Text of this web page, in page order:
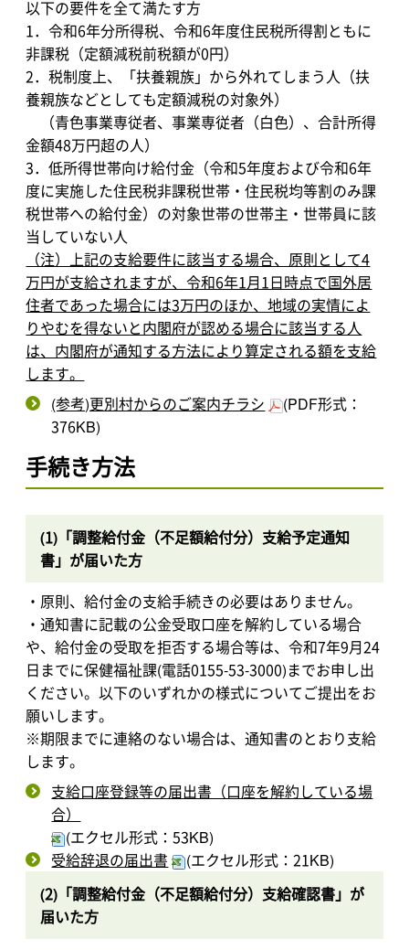
以下の要件を全て満たす方
1．令和6年分所得税、令和6年度住民税所得割ともに
非課税（定額減税前税額が0円）
2．税制度上、「扶養親族」から外れてしまう人（扶
養親族などとしても定額減税の対象外）
（青色事業専従者、事業専従者（白色）、合計所得
金額48万円超の人）
3．低所得世帯向け給付金（令和5年度および令和6年
度に実施した住民税非課税世帯・住民税均等割のみ課
税世帯への給付金）の対象世帯の世帯主・世帯員に該
当していない人
（注）上記の支給要件に該当する場合、原則として4
万円が支給されますが、令和6年1月1日時点で国外居
住者であった場合には3万円のほか、地域の実情によ
りやむを得ないと内閣府が認める場合に該当する人
は、内閣府が通知する方法により算定される額を支給
します。
(参考)更別村からのご案内チラシ
(PDF形式：
376KB)
手続き方法
(1)「調整給付金（不足額給付分）支給予定通知
書」が届いた方
・原則、給付金の支給手続きの必要はありません。
・通知書に記載の公金受取口座を解約している場合
や、給付金の受取を拒否する場合等は、令和7年9月24
日までに保健福祉課(電話0155-53-3000)までお申し出
ください。以下のいずれかの様式についてご提出をお
願いします。
※期限までに連絡のない場合は、通知書のとおり支給
します。
支給口座登録等の届出書（口座を解約している場
合）
(エクセル形式：53KB)
受給辞退の届出書
(エクセル形式：21KB)
(2)「調整給付金（不足額給付分）支給確認書」が
届いた方